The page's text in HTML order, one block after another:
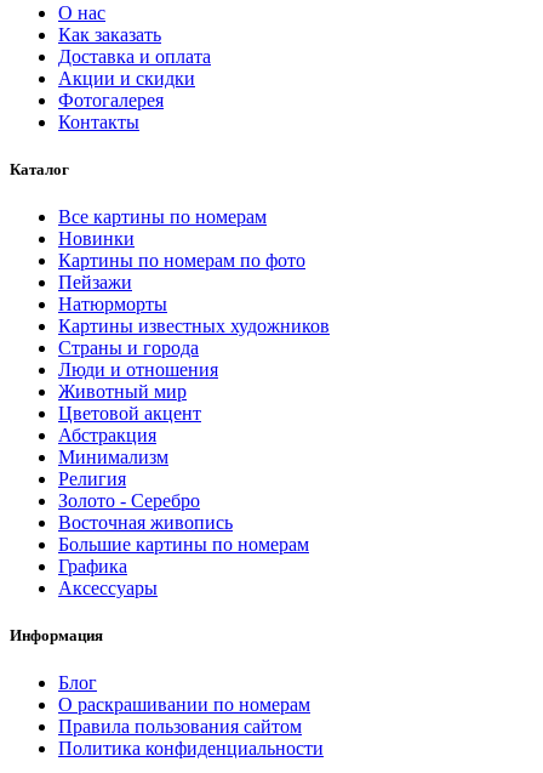
О нас
Как заказать
Доставка и оплата
Акции и скидки
Фотогалерея
Контакты
Каталог
Все картины по номерам
Новинки
Картины по номерам по фото
Пейзажи
Натюрморты
Картины известных художников
Страны и города
Люди и отношения
Животный мир
Цветовой акцент
Абстракция
Минимализм
Религия
Золото - Серебро
Восточная живопись
Большие картины по номерам
Графика
Аксессуары
Информация
Блог
О раскрашивании по номерам
Правила пользования сайтом
Политика конфиденциальности